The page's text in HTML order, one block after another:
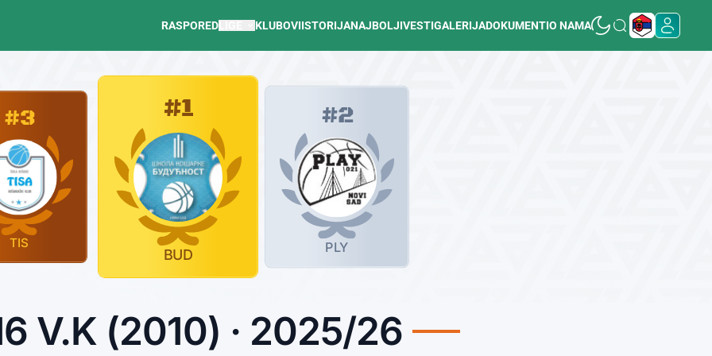
RASPORED KLUBOVIISTORIJANAJBOLJIVESTIGALERIJADOKUMENTIO NAMA
#3
TIS
#1
BUD
#2
PLY
V.K (2010) · 2025/26